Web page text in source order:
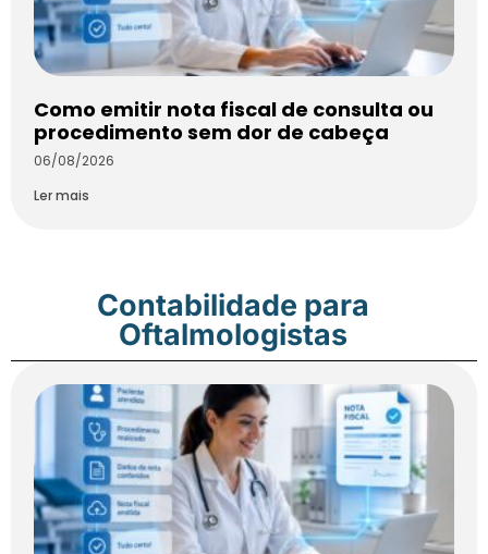
Como emitir nota fiscal de consulta ou
procedimento sem dor de cabeça
06/08/2026
Ler mais
Contabilidade para
Oftalmologistas